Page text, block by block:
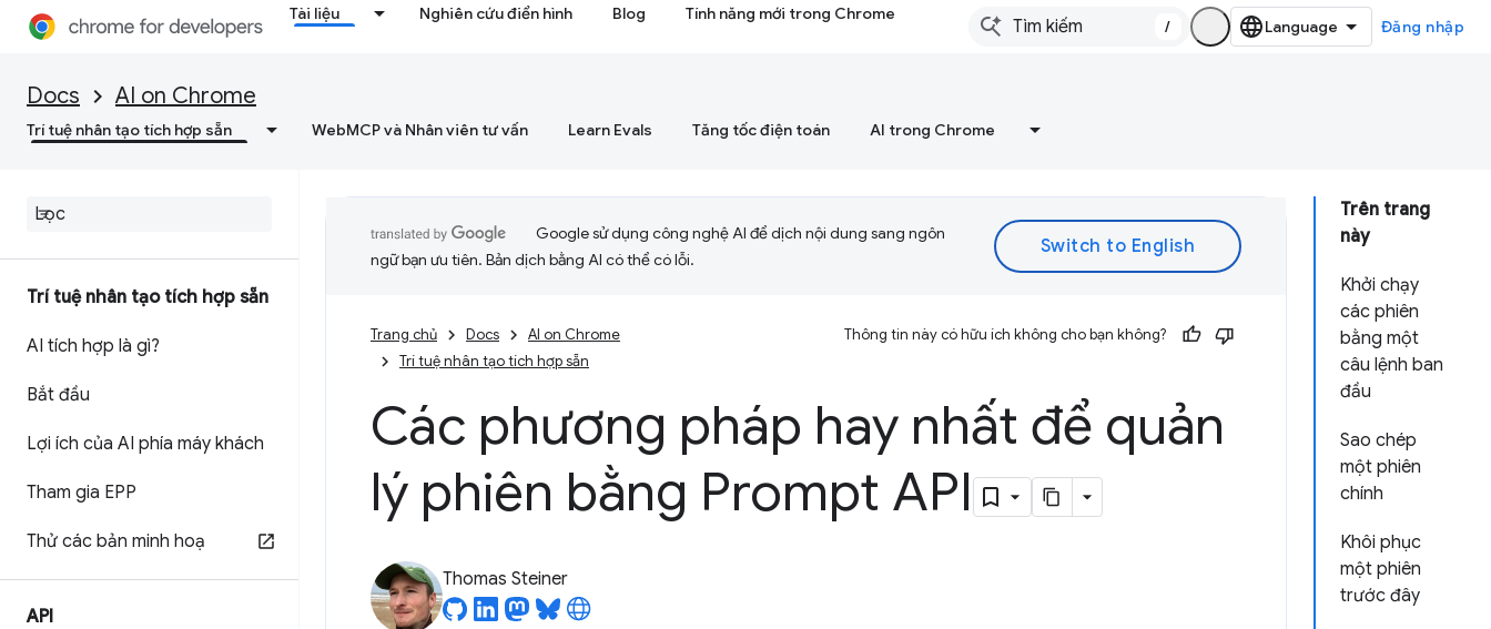
Tài liệu Nghiên cứu điển hình Blog Tính năng mới trong Chrome
/ Đăng nhập
Docs AI on Chrome
Trí tuệ nhân tạo tích hợp sẵn WebMCP và Nhân viên tư vấn Learn Evals Tăng tốc điện toán AI trong Chrome
Trí tuệ nhân tạo tích hợp sẵn
AI tích hợp là gì?
Bắt đầu
Lợi ích của AI phía máy khách
Tham gia EPP
Thử các bản minh hoạ
API
Trên trang
này
Khởi chạy
các phiên
bằng một
câu lệnh ban
đầu
Sao chép
một phiên
chính
Khôi phục
một phiên
trước đây
Google sử dụng công nghệ AI để dịch nội dung sang ngôn
ngữ bạn ưu tiên. Bản dịch bằng AI có thể có lỗi.
Trang chủ Docs
AI on Chrome
Trí tuệ nhân tạo tích hợp sẵn
Thông tin này có hữu ích không cho bạn không?
Các phương pháp hay nhất để quản
lý phiên bằng Prompt API
Thomas Steiner